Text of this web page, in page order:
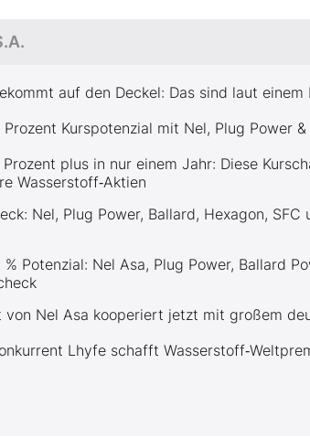
auf den Deckel: Das sind laut
Prozent Kurspotenzial mit Nel, Plug Power &
plus in nur einem Jahr: Diese
Wasserstoff‑Aktien
Nel, Plug Power, Ballard, Hexagon,
% Potenzial: Nel Asa, Plug Power, Ballard
von Nel Asa kooperiert jetzt mit großem
Lhyfe schafft